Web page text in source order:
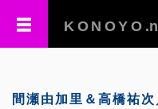
KONOYO
間瀬由加里＆高橋祐